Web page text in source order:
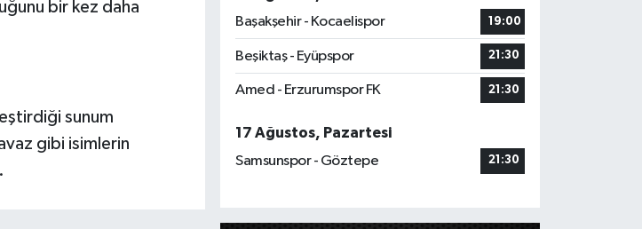
bir kez daha
sunum
gibi isimlerin
Başakşehir - Kocaelispor
19:00
Beşiktaş - Eyüpspor 21:30
Amed - Erzurumspor FK 21:30
17 Ağustos, Pazartesi
Samsunspor - Göztepe
21:30